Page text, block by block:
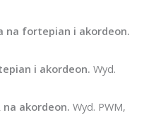
na fortepian i akordeon.
i akordeon. Wyd.
na akordeon. Wyd. PWM,